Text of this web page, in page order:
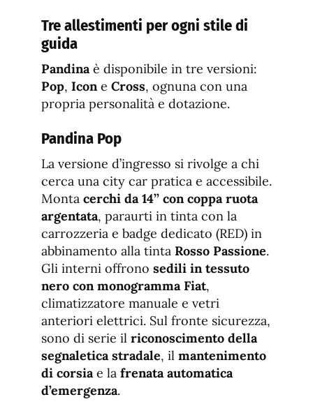
Tre allestimenti per ogni stile di
guida
Pandinaè disponibile in tre versioni:
Pop, Icone Cross, ognuna con una
propria personalità e dotazione.
Pandina Pop
La versione d’ingresso si rivolge a chi
cerca una city car pratica e accessibile.
Monta cerchi da 14’’ con coppa ruota
argentata, paraurti in tinta con la
carrozzeria e badge dedicato (RED) in
abbinamento alla tinta Rosso Passione.
Gli interni offrono sedili in tessuto
nero con monogramma Fiat,
climatizzatore manuale e vetri
anteriori elettrici. Sul fronte sicurezza,
sono di serie il riconoscimento della
segnaletica stradale, il mantenimento
di corsiae la frenata automatica
d’emergenza.